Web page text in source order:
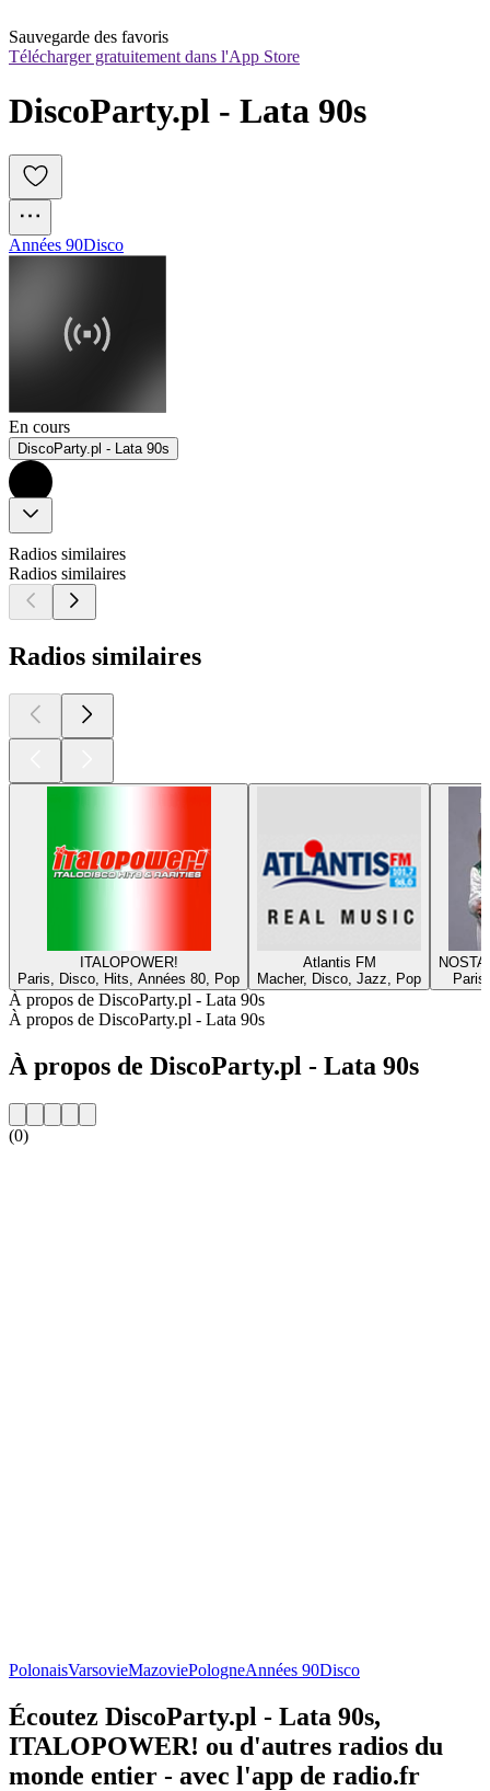
Sauvegarde des favoris
Télécharger gratuitement dans l'App Store
DiscoParty.pl - Lata 90s
Années 90Disco
En cours
DiscoParty.pl - Lata 90s
Radios similaires
Radios similaires
Radios similaires
ITALOPOWER!
Paris, Disco, Hits, Années 80, Pop
Atlantis FM
Macher, Disco, Jazz, Pop
À propos de DiscoParty.pl - Lata 90s
À propos de DiscoParty.pl - Lata 90s
À propos de DiscoParty.pl - Lata 90s
(0)
PolonaisVarsovieMazoviePologneAnnées 90Disco
Écoutez DiscoParty.pl - Lata 90s,
ITALOPOWER! ou d'autres radios du
monde entier - avec l'app de radio.fr